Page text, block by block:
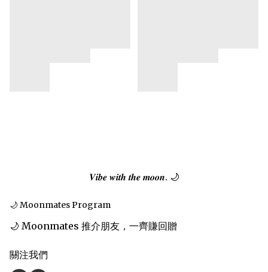
𝑽𝒊𝒃𝒆 𝒘𝒊𝒕𝒉 𝒕𝒉𝒆 𝒎𝒐𝒐𝒏. 🌙
🌙 Moonmates Program
🌙 Moonmates 推介朋友，一齊賺回贈
關注我們